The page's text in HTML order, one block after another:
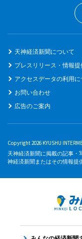
天神経済新聞について
プレスリリース・情報
アクセスデータの利用に
お問い合わせ
広告のご案内
Copyright 2026 KYUSHU
天神経済新聞に掲載の記事・
神経済新聞またはその情報提